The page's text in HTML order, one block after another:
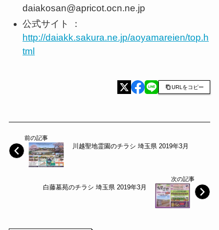
daiakosan@apricot.ocn.ne.jp
公式サイト ：
http://daiakk.sakura.ne.jp/aoyamareien/top.h
tml
URLをコピー
前の記事
川越聖地霊園のチラシ 埼玉県 2019年3月
次の記事
白藤墓苑のチラシ 埼玉県 2019年3月